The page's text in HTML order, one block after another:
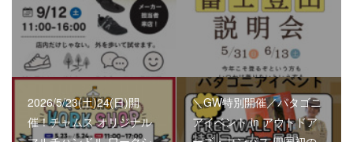
2026/5/23(土)24(日)開
催！チャムス オリジナル
＼GW特別開催／パタゴニ
アイベント in アウトドア